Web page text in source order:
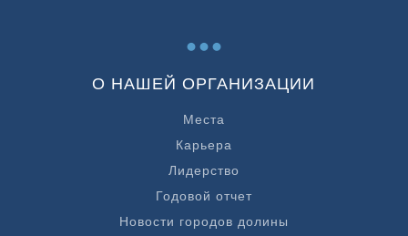
...
О НАШЕЙ ОРГАНИЗАЦИИ
Места
Карьера
Лидерство
Годовой отчет
Новости городов долины